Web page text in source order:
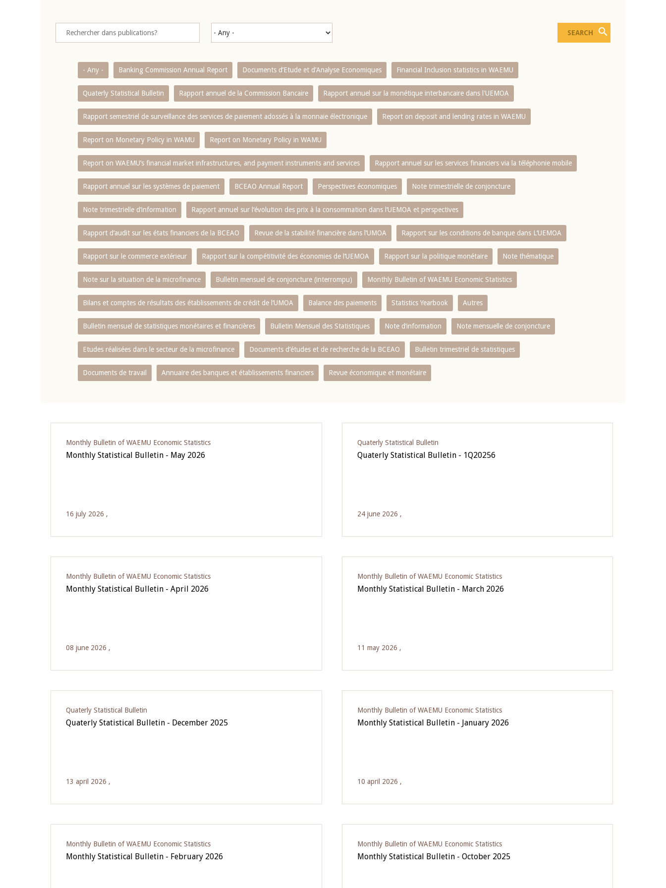
- Any - Banking Commission Annual Report Documents d’Etude et d’Analyse Economiques Financial Inclusion statistics in WAEMU
Quaterly Statistical Bulletin Rapport annuel de la Commission Bancaire Rapport annuel sur la monétique interbancaire dans l'UEMOA
Rapport semestriel de surveillance des services de paiement adossés à la monnaie électronique Report on deposit and lending rates in WAEMU
Report on Monetary Policy in WAMU Report on Monetary Policy in WAMU
Report on WAEMU’s financial market infrastructures, and payment instruments and services Rapport annuel sur les services financiers via la téléphonie mobile
Rapport annuel sur les systèmes de paiement BCEAO Annual Report Perspectives économiques Note trimestrielle de conjoncture
Note trimestrielle d‘information Rapport annuel sur l‘évolution des prix à la consommation dans l‘UEMOA et perspectives
Rapport d‘audit sur les états financiers de la BCEAO Revue de la stabilité financière dans l‘UMOA Rapport sur les conditions de banque dans L‘UEMOA
Rapport sur le commerce extérieur Rapport sur la compétitivité des économies de l‘UEMOA Rapport sur la politique monétaire Note thématique
Note sur la situation de la microfinance Bulletin mensuel de conjoncture (interrompu) Monthly Bulletin of WAEMU Economic Statistics
Bilans et comptes de résultats des établissements de crédit de l‘UMOA Balance des paiements Statistics Yearbook Autres
Bulletin mensuel de statistiques monétaires et financières Bulletin Mensuel des Statistiques Note d’information Note mensuelle de conjoncture
Etudes réalisées dans le secteur de la microfinance Documents d’études et de recherche de la BCEAO Bulletin trimestriel de statistiques
Documents de travail Annuaire des banques et établissements financiers Revue économique et monétaire
Monthly Bulletin of WAEMU Economic Statistics
Monthly Statistical Bulletin - May 2026
16 july 2026 ,
Quaterly Statistical Bulletin
Quaterly Statistical Bulletin - 1Q20256
24 june 2026 ,
Monthly Bulletin of WAEMU Economic Statistics
Monthly Statistical Bulletin - April 2026
08 june 2026 ,
Monthly Bulletin of WAEMU Economic Statistics
Monthly Statistical Bulletin - March 2026
11 may 2026 ,
Quaterly Statistical Bulletin
Quaterly Statistical Bulletin - December 2025
13 april 2026 ,
Monthly Bulletin of WAEMU Economic Statistics
Monthly Statistical Bulletin - January 2026
10 april 2026 ,
Monthly Bulletin of WAEMU Economic Statistics
Monthly Statistical Bulletin - February 2026
Monthly Bulletin of WAEMU Economic Statistics
Monthly Statistical Bulletin - October 2025